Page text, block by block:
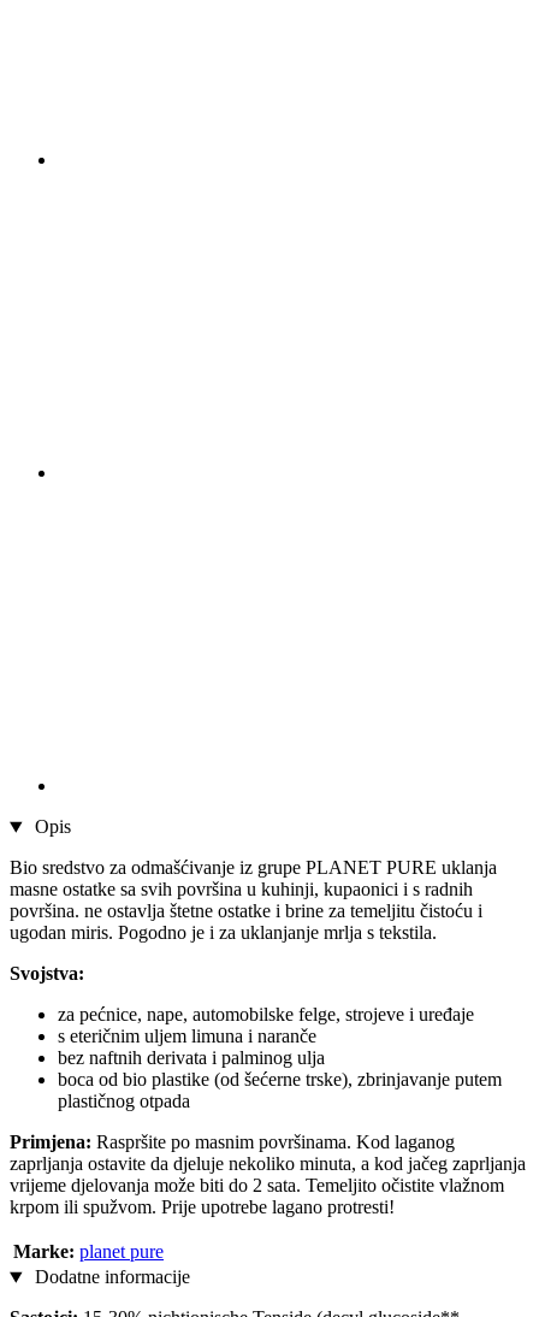
Opis
Bio sredstvo za odmašćivanje iz grupe PLANET PURE uklanja
masne ostatke sa svih površina u kuhinji, kupaonici i s radnih
površina. ne ostavlja štetne ostatke i brine za temeljitu čistoću i
ugodan miris. Pogodno je i za uklanjanje mrlja s tekstila.
Svojstva:
za pećnice, nape, automobilske felge, strojeve i uređaje
s eteričnim uljem limuna i naranče
bez naftnih derivata i palminog ulja
boca od bio plastike (od šećerne trske), zbrinjavanje putem
plastičnog otpada
Primjena: Raspršite po masnim površinama. Kod laganog
zaprljanja ostavite da djeluje nekoliko minuta, a kod jačeg zaprljanja
vrijeme djelovanja može biti do 2 sata. Temeljito očistite vlažnom
krpom ili spužvom. Prije upotrebe lagano protresti!
Marke: planet pure
Dodatne informacije